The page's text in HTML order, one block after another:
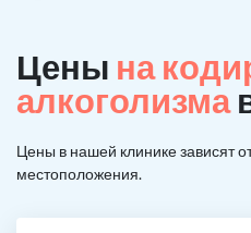
Цены на
алкоголизма
Цены в нашей клинике зависят
местоположения.